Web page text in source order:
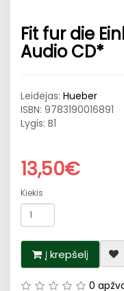
Fit fur die
Audio CD*
Leidėjas: Hueber
ISBN: 9783190016891
Lygis: B1
13,50€
Kiekis
Į krepšelį
0